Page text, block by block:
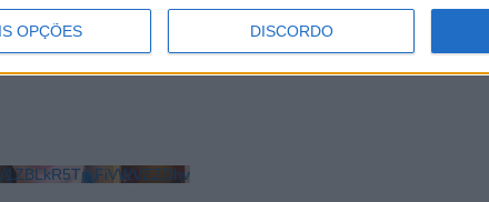
OPÇÕES DISCORDO
Europeia do Desporto
sem doentes internados por